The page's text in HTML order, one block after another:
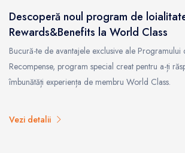
Descoperă noul program de
Rewards&Benefits la World Class
Bucură-te de avantajele exclusive ale
Recompense, program special creat pentru a-ți
îmbunătăți experiența de membru World Class.
Vezi detalii